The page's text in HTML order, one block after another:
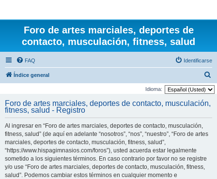
Foro de artes marciales, deportes de
contacto, musculación, fitness, salud
FAQ Identificarse
Índice general
u
Idioma:
Foro de artes marciales, deportes de contacto, musculación,
fitness, salud - Registro
Al ingresar en “Foro de artes marciales, deportes de contacto, musculación,
fitness, salud” (de aquí en adelante “nosotros”, “nos”, “nuestro”, “Foro de artes
marciales, deportes de contacto, musculación, fitness, salud”,
“https://www.hispagimnasios.com/foros”), usted acuerda estar legalmente
sometido a los siguientes términos. En caso contrario por favor no se registre
y/o use “Foro de artes marciales, deportes de contacto, musculación, fitness,
salud”. Podemos cambiar estos términos en cualquier momento e